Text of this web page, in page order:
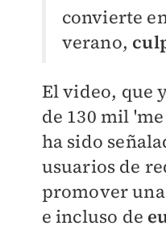
convierte
verano,
El video, que
de 130 mil
ha sido
usuarios de
promover
e incluso de